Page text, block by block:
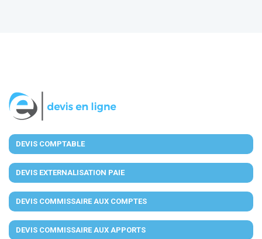
DEVIS COMPTABLE
DEVIS EXTERNALISATION PAIE
DEVIS COMMISSAIRE AUX COMPTES
DEVIS COMMISSAIRE AUX APPORTS